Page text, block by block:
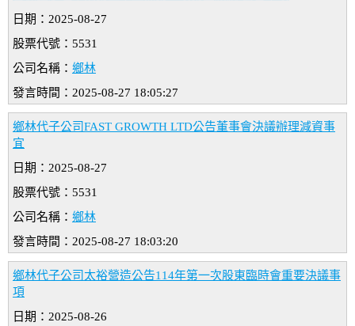
日期：2025-08-27
股票代號：5531
公司名稱： 鄉林
發言時間：2025-08-27 18:05:27
鄉林代子公司FAST GROWTH LTD公告董事會決議辦理減資事
宜
日期：2025-08-27
股票代號：5531
公司名稱： 鄉林
發言時間：2025-08-27 18:03:20
鄉林代子公司太裕營造公告114年第一次股東臨時會重要決議事
項
日期：2025-08-26